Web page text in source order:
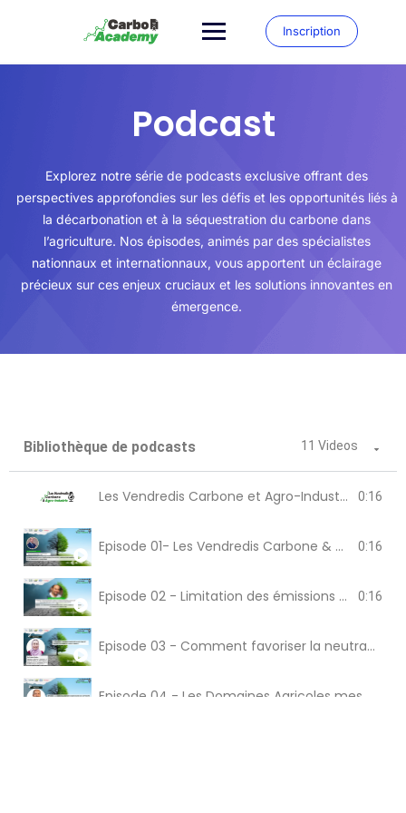
Inscription
Podcast
Explorez notre série de podcasts exclusive offrant des
perspectives approfondies sur les défis et les opportunités liés à
la décarbonation et à la séquestration du carbone dans
l’agriculture. Nos épisodes, animés par des spécialistes
nationnaux et internationnaux, vous apportent un éclairage
précieux sur ces enjeux cruciaux et les solutions innovantes en
émergence.
Bibliothèque de podcasts 11 Videos
Les Vendredis Carbone et Agro-Industrie 0:16
Episode 01- Les Vendredis Carbone & Agro-Industrie 0:16
Episode 02 - Limitation des émissions de GES de l’agriculture et séquestration de carbone via l’agriculture 0:16
Episode 03 - Comment favoriser la neutralité carbone de l'agriculture au Maroc ?